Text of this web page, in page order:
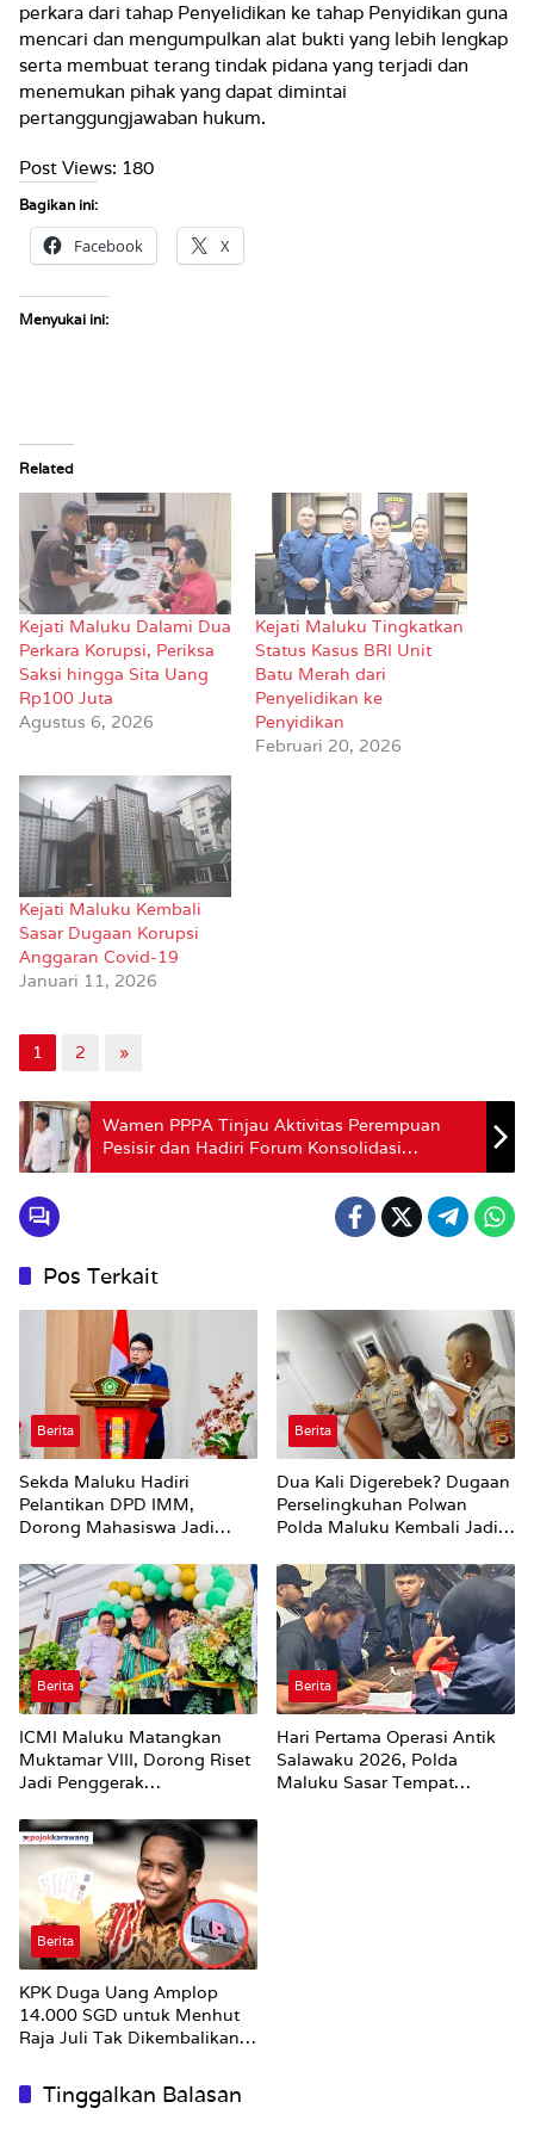
perkara dari tahap Penyelidikan ke tahap Penyidikan guna
mencari dan mengumpulkan alat bukti yang lebih lengkap
serta membuat terang tindak pidana yang terjadi dan
menemukan pihak yang dapat dimintai
pertanggungjawaban hukum.
Post Views: 180
Bagikan ini:
Facebook X
Menyukai ini:
Related
Kejati Maluku Dalami Dua
Perkara Korupsi, Periksa
Saksi hingga Sita Uang
Rp100 Juta
Agustus 6, 2026
Kejati Maluku Tingkatkan
Status Kasus BRI Unit
Batu Merah dari
Penyelidikan ke
Penyidikan
Februari 20, 2026
Kejati Maluku Kembali
Sasar Dugaan Korupsi
Anggaran Covid-19
Januari 11, 2026
1 2 »
Wamen PPPA Tinjau Aktivitas Perempuan
Pesisir dan Hadiri Forum Konsolidasi
Perempuan Seribu Pulau di Ambon
Pos Terkait
Berita
Sekda Maluku Hadiri
Pelantikan DPD IMM,
Dorong Mahasiswa Jadi
Strategis Pemerintah
Berita
Dua Kali Digerebek? Dugaan
Perselingkuhan Polwan
Polda Maluku Kembali Jadi
Berita
ICMI Maluku Matangkan
Muktamar VIII, Dorong Riset
Jadi Penggerak
Berita
Hari Pertama Operasi Antik
Salawaku 2026, Polda
Maluku Sasar Tempat
Berita
KPK Duga Uang Amplop
14.000 SGD untuk Menhut
Raja Juli Tak Dikembalikan
Tinggalkan Balasan